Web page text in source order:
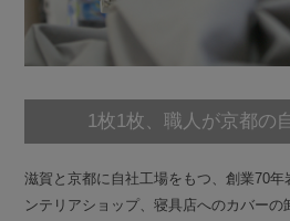
1枚1枚、職人が京都の
滋賀と京都に自社工場をもつ、創業70
ンテリアショップ、寝具店へのカバー